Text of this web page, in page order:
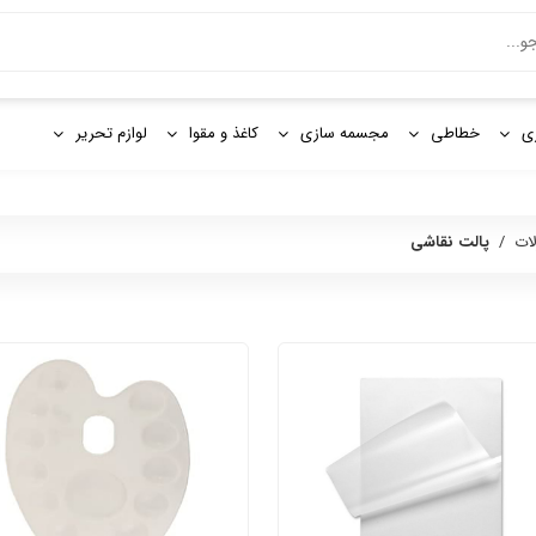
خطاطی مجسمه سازی کاغذ و مقوا لوازم تحریر
/ پالت نقاشی